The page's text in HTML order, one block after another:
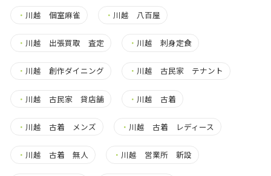
・ 川越 個室麻雀 ・ 川越 八百屋
・ 川越 出張買取 査定 ・ 川越 刺身定食
・ 川越 創作ダイニング ・ 川越 古民家 テナント
・ 川越 古民家 貸店舗 ・ 川越 古着
・ 川越 古着 メンズ ・ 川越 古着 レディース
・ 川越 古着 無人 ・ 川越 営業所 新設